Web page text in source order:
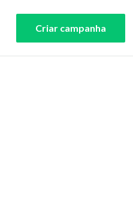
Criar campanha